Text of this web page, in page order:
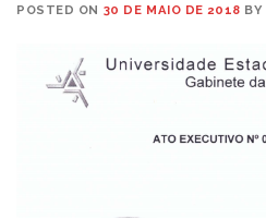
POSTED ON 30 DE MAIO DE 2018 BY